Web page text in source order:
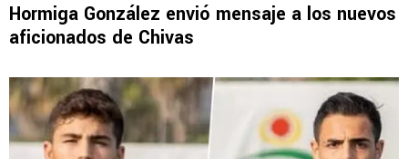
Hormiga González envió mensaje a los nuevos
aficionados de Chivas